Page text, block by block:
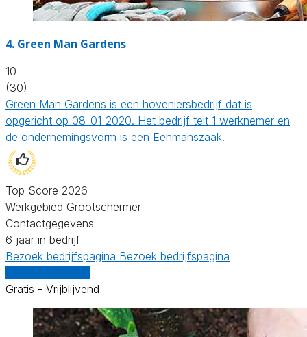
4. Green Man Gardens
10
(30)
Green Man Gardens is een hoveniersbedrijf dat is
opgericht op 08-01-2020. Het bedrijf telt 1 werknemer en
de ondernemingsvorm is een Eenmanszaak.
Top Score 2026
Werkgebied Grootschermer
Contactgegevens
6 jaar in bedrijf
Bezoek bedrijfspagina Bezoek bedrijfspagina
Gratis - Vrijblijvend